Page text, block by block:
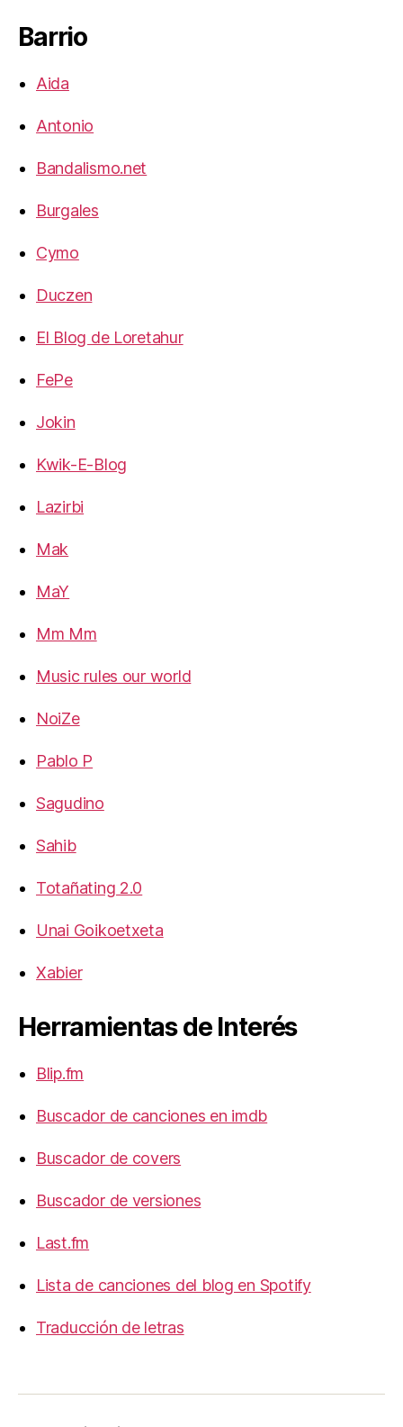
Barrio
Aida
Antonio
Bandalismo.net
Burgales
Cymo
Duczen
El Blog de Loretahur
FePe
Jokin
Kwik-E-Blog
Lazirbi
Mak
MaY
Mm Mm
Music rules our world
NoiZe
Pablo P
Sagudino
Sahib
Totañating 2.0
Unai Goikoetxeta
Xabier
Herramientas de Interés
Blip.fm
Buscador de canciones en imdb
Buscador de covers
Buscador de versiones
Last.fm
Lista de canciones del blog en Spotify
Traducción de letras